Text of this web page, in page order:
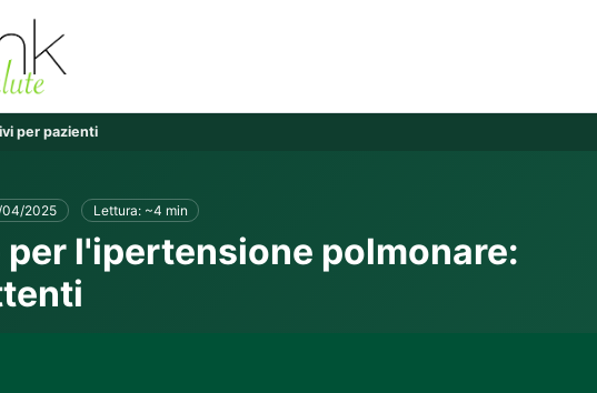
per pazienti
04/2025 Lettura: ~4 min
per l'ipertensione polmonare: